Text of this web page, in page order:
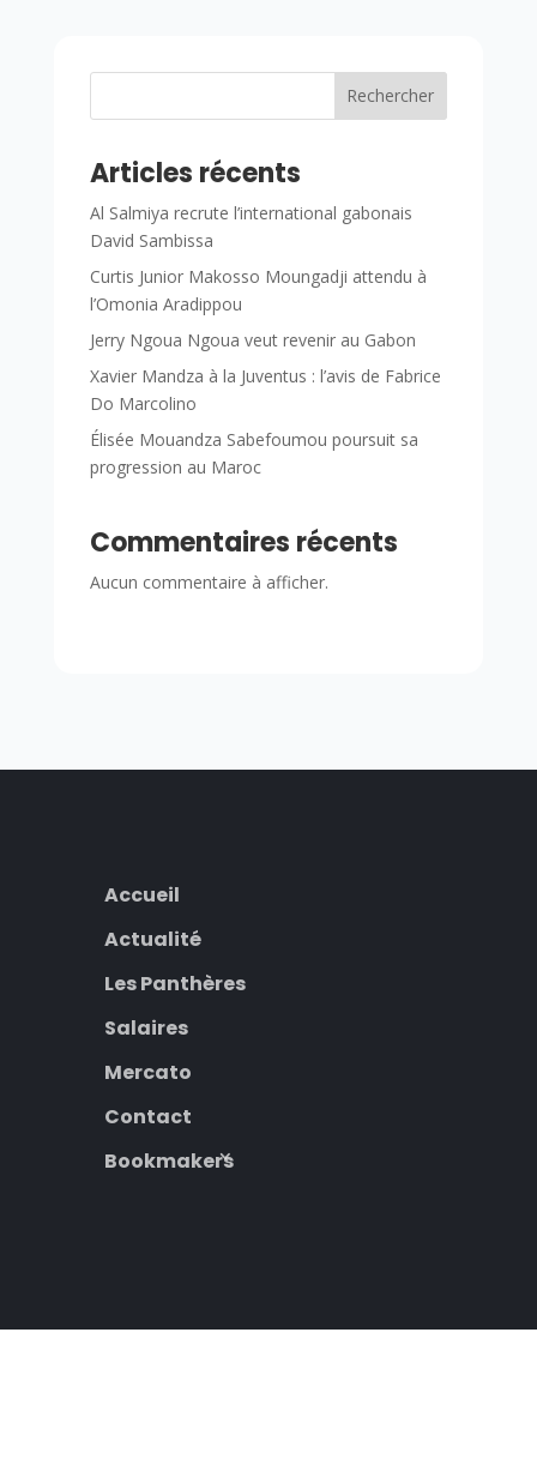
Rechercher
Articles récents
Al Salmiya recrute l’international gabonais
David Sambissa
Curtis Junior Makosso Moungadji attendu à
l’Omonia Aradippou
Jerry Ngoua Ngoua veut revenir au Gabon
Xavier Mandza à la Juventus : l’avis de Fabrice
Do Marcolino
Élisée Mouandza Sabefoumou poursuit sa
progression au Maroc
Commentaires récents
Aucun commentaire à afficher.
Accueil
Actualité
Les Panthères
Salaires
Mercato
Contact
Bookmakers